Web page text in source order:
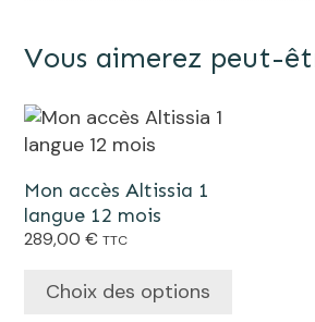
Vous aimerez peut-
Mon accès Altissia 1
langue 12 mois
289,00 € TTC
Choix des options
Ce
produit
plusieurs
variations.
Les
options
peuvent